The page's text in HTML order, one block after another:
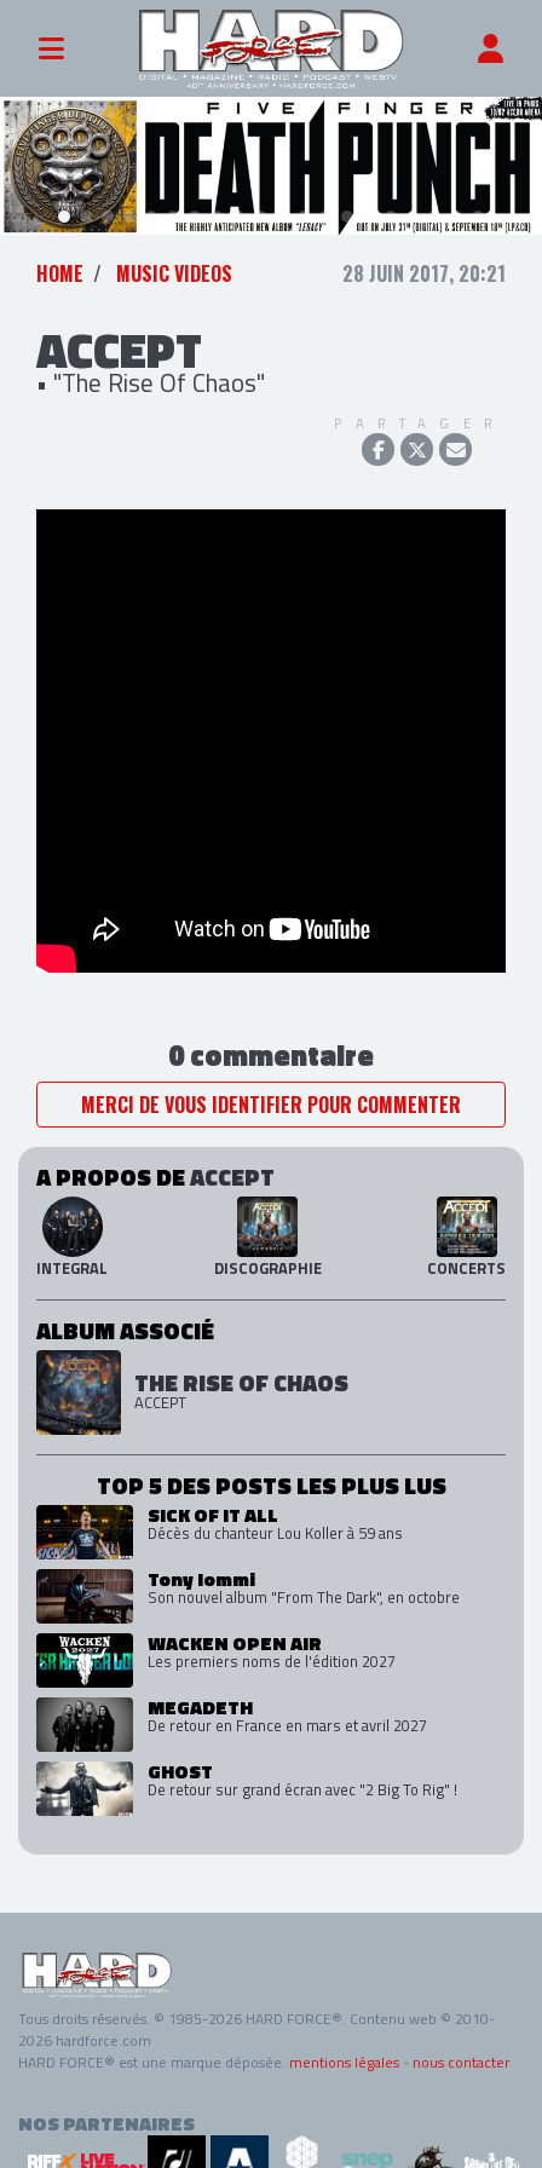
HOME MUSIC VIDEOS 28 JUIN 2017, 20:21
ACCEPT
• "The Rise Of Chaos"
PARTAGER
0 commentaire
MERCI DE VOUS IDENTIFIER POUR COMMENTER
A PROPOS DEACCEPT
INTEGRAL DISCOGRAPHIE CONCERTS
ALBUM ASSOCIÉ
THE RISE OF CHAOS
ACCEPT
TOP 5 DES POSTS LES PLUS LUS
SICK OF IT ALL
Décès du chanteur Lou Koller à 59 ans
Tony Iommi
Son nouvel album "From The Dark", en octobre
WACKEN OPEN AIR
Les premiers noms de l'édition 2027
MEGADETH
De retour en France en mars et avril 2027
GHOST
De retour sur grand écran avec "2 Big To Rig" !
Tous droits réservés. © 1985-2026 HARD FORCE®. Contenu web © 2010-
2026 hardforce.com
HARD FORCE® est une marque déposée. mentions légales - nous contacter
NOS PARTENAIRES